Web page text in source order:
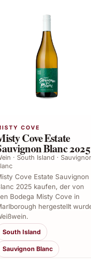
er eine ausgezeichnete
stets einen
belohnt. Die feine
feiern oder stilvolle
bereitet.
COVE
Cove Estate
Blanc 2025
· South Island ·
Cove Estate Sauvignon
2025 kaufen, der von
Bodega Misty Cove in
hergestellt
South Island
Sauvignon Blanc